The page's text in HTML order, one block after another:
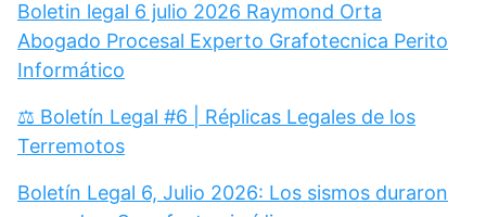
Boletin legal 6 julio 2026 Raymond Orta
Abogado Procesal Experto Grafotecnica Perito
Informático
⚖️ Boletín Legal #6 | Réplicas Legales de los
Terremotos
Boletín Legal 6, Julio 2026: Los sismos duraron